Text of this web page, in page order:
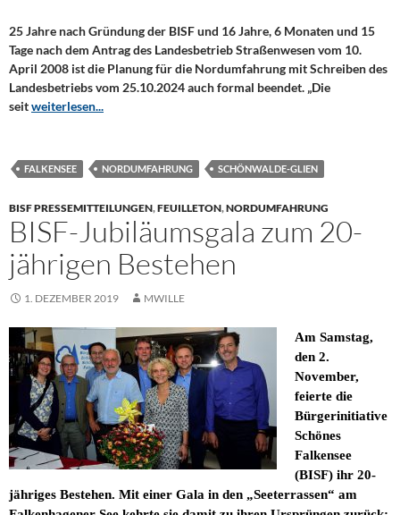
25 Jahre nach Gründung der BISF und 16 Jahre, 6 Monaten und 15
Tage nach dem Antrag des Landesbetrieb Straßenwesen vom 10.
April 2008 ist die Planung für die Nordumfahrung mit Schreiben des
Landesbetriebs vom 25.10.2024 auch formal beendet. „Die
seitweiterlesen...
FALKENSEE NORDUMFAHRUNG SCHÖNWALDE-GLIEN
BISF PRESSEMITTEILUNGEN,FEUILLETON,NORDUMFAHRUNG
BISF-Jubiläumsgala zum 20-
jährigen Bestehen
1. DEZEMBER 2019 MWILLE
Am Samstag,
den 2.
November,
feierte die
Bürgerinitiative
Schönes
Falkensee
(BISF) ihr 20-
jähriges Bestehen. Mit einer Gala in den „Seeterrassen“ am